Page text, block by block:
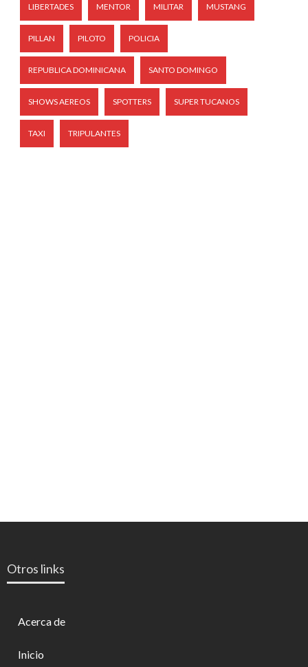
LIBERTADES MENTOR MILITAR MUSTANG
PILLAN PILOTO POLICIA
REPUBLICA DOMINICANA SANTO DOMINGO
SHOWS AEREOS SPOTTERS SUPER TUCANOS
TAXI TRIPULANTES
Otros links
Acerca de
Inicio